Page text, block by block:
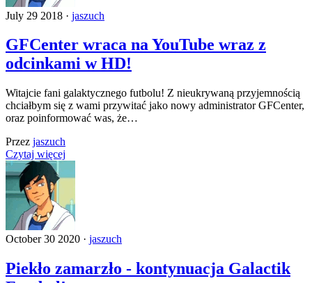
July 29 2018 · jaszuch
GFCenter wraca na YouTube wraz z
odcinkami w HD!
Witajcie fani galaktycznego futbolu! Z nieukrywaną przyjemnością
chciałbym się z wami przywitać jako nowy administrator GFCenter,
oraz poinformować was, że…
Przez jaszuch
Czytaj więcej
October 30 2020 · jaszuch
Piekło zamarzło - kontynuacja Galactik